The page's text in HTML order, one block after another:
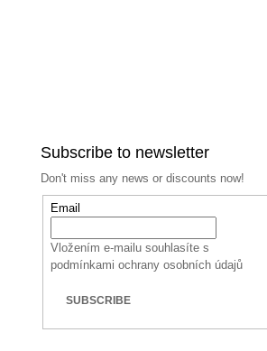
Subscribe to newsletter
Don't miss any news or discounts now!
Email
Vložením e-mailu souhlasíte s
podmínkami ochrany osobních údajů
SUBSCRIBE